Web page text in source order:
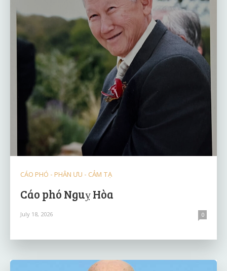
CÁO PHÓ - PHÂN ƯU - CẢM TẠ
Cáo phó Nguỵ Hòa
July 18, 2026 0